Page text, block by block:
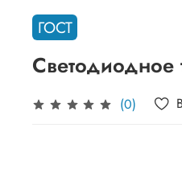
ГОСТ
Светодиодное
(0)